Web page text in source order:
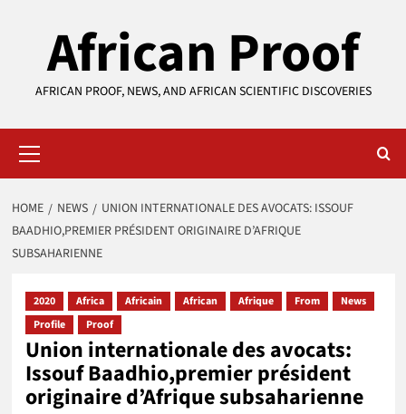
African Proof
AFRICAN PROOF, NEWS, AND AFRICAN SCIENTIFIC DISCOVERIES
Menu
HOME NEWS
UNION INTERNATIONALE DES AVOCATS: ISSOUF
BAADHIO,PREMIER PRÉSIDENT ORIGINAIRE D’AFRIQUE
SUBSAHARIENNE
2020 Africa Africain African Afrique From
News
Profile
Proof
Union internationale des avocats:
Issouf Baadhio,premier président
originaire d’Afrique subsaharienne